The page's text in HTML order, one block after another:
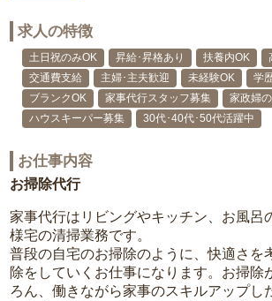
求人の特徴
土日祝のみOK 昇給･昇格あり 扶養内OK
交通費支給
主婦･主夫歓迎 未経験OK
学
ブランクOK
家事代行スタッフ募集
家政婦
ハウスキーパー募集
30代･40代･50代活躍中
お仕事内容
お掃除代行
家事代行はリビングやキッチン、お風呂
様宅の清掃業務です。
普段の自宅のお掃除のように、快適さを
除をしていくお仕事になります。お掃除
ろん、働きながら家事のスキルアップし